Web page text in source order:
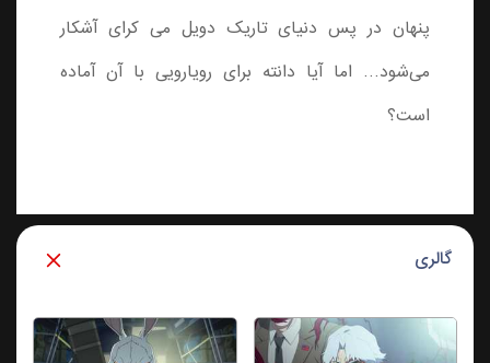
پنهان در پس دنیای تاریک دویل می کرای آشکار
می‌شود… اما آیا دانته برای رویارویی با آن آماده
است؟
گالری